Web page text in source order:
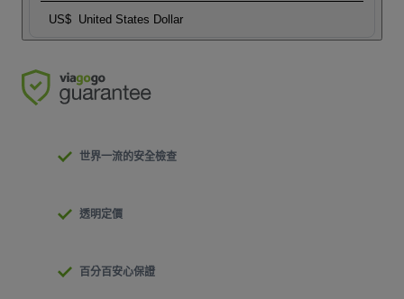
US$ United States Dollar
世界一流的安全檢查
透明定價
百分百安心保證